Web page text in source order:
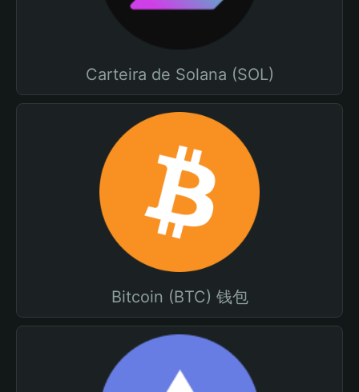
Carteira de Solana (SOL)
Bitcoin (BTC) 钱包